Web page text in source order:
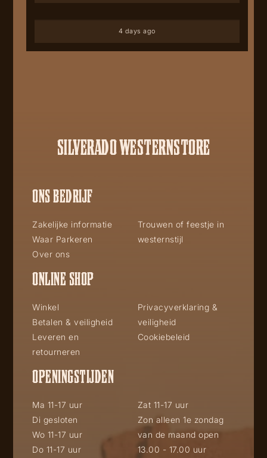
4 days ago
SILVERADO WESTERNSTORE
ONS BEDRIJF
Zakelijke informatie
Waar Parkeren
Over ons
Trouwen of feestje in
westernstijl
ONLINE SHOP
Winkel
Betalen & veiligheid
Leveren en
retourneren
Privacyverklaring &
veiligheid
Cookiebeleid
OPENINGSTIJDEN
Ma 11-17 uur
Di gesloten
Wo 11-17 uur
Do 11-17 uur
Zat 11-17 uur
Zon alleen 1e zondag
van de maand open
13.00 - 17.00 uur